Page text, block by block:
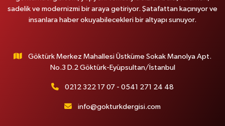
sadelik ve modernizmi bir araya getiriyor. Şatafattan kaçınıyor ve
insanlara haber okuyabilecekleri bir altyapı sunuyor.
Göktürk Merkez Mahallesi Üstküme Sokak Manolya Apt.
No.3 D.2 Göktürk-Eyüpsultan/İstanbul
0212 322 17 07 - 0541 271 24 48
info@gokturkdergisi.com